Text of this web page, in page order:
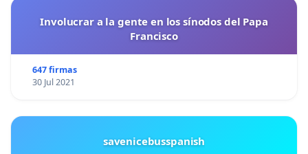
Involucrar a la gente en los sínodos del Papa
Francisco
647 firmas
30 Jul 2021
savenicebusspanish